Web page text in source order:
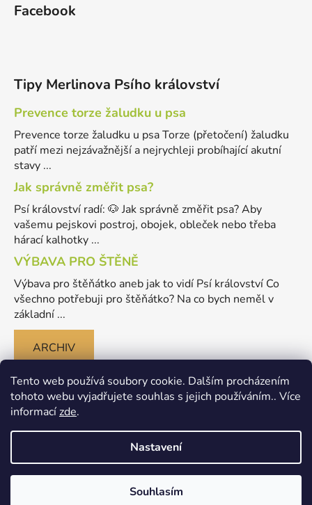
Tento web používá soubory cookie. Dalším procházením
tohoto webu vyjadřujete souhlas s jejich používáním.. Více
informacízde.
Nastavení
Souhlasím
Facebook
Tipy Merlinova Psího království
Prevence torze žaludku u psa
Prevence torze žaludku u psa Torze (přetočení) žaludku
patří mezi nejzávažnější a nejrychleji probíhající akutní
stavy ...
Jak správně změřit psa?
Psí království radí: 🐶 Jak správně změřit psa? Aby
vašemu pejskovi postroj, obojek, obleček nebo třeba
hárací kalhotky ...
VÝBAVA PRO ŠTĚNĚ
Výbava pro štěňátko aneb jak to vidí Psí království Co
všechno potřebuji pro štěňátko? Na co bych neměl v
základní ...
ARCHIV
Vytvořil Shoptet
Merlinovo Psikralovstvi.cz - eshop pro